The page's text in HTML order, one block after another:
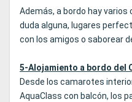
Además, a bordo hay varios
duda alguna, lugares
con los amigos o saborear
5-Alojamiento a bordo del
Desde los camarotes
AquaClass con balcón, los